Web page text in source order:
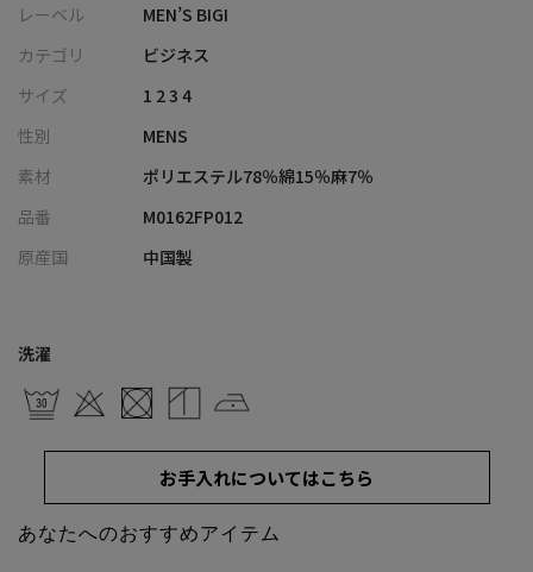
【デザイン/素材】
クス」を使用。
吸汗速乾・紫外線防止・接触冷感・ストレッチといった機能を備
え、暑い季節でも快適な穿き心地を実現しています。
感を残しつつ、ふっくらとした柔らかな風合いに仕上げています。
練された印象に仕上げています。
【ディテール】
ジャケットスタイルのボトムとしても、カジュアルな装いにも合
わせやすい汎用性の高いデザイン。ストレッチ性を備えているた
め動きやすく、オンオフ問わず活躍する一本です。
さらに、ウエスト裏にはMENS BIGIロゴ入りの滑り止めテープを採
レーベル
MEN’S BIGI
カテゴリ
ビジネス
サイズ
1 2 3 4
性別
MENS
素材
ポリエステル78％綿15％麻7％
品番
M0162FP012
原産国
中国製
洗濯
お手入れについてはこちら
あなたへのおすすめアイテム